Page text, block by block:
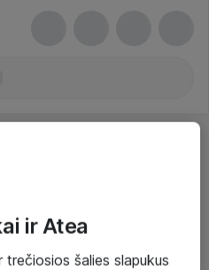
ir Atea
trečiosios šalies slapukus